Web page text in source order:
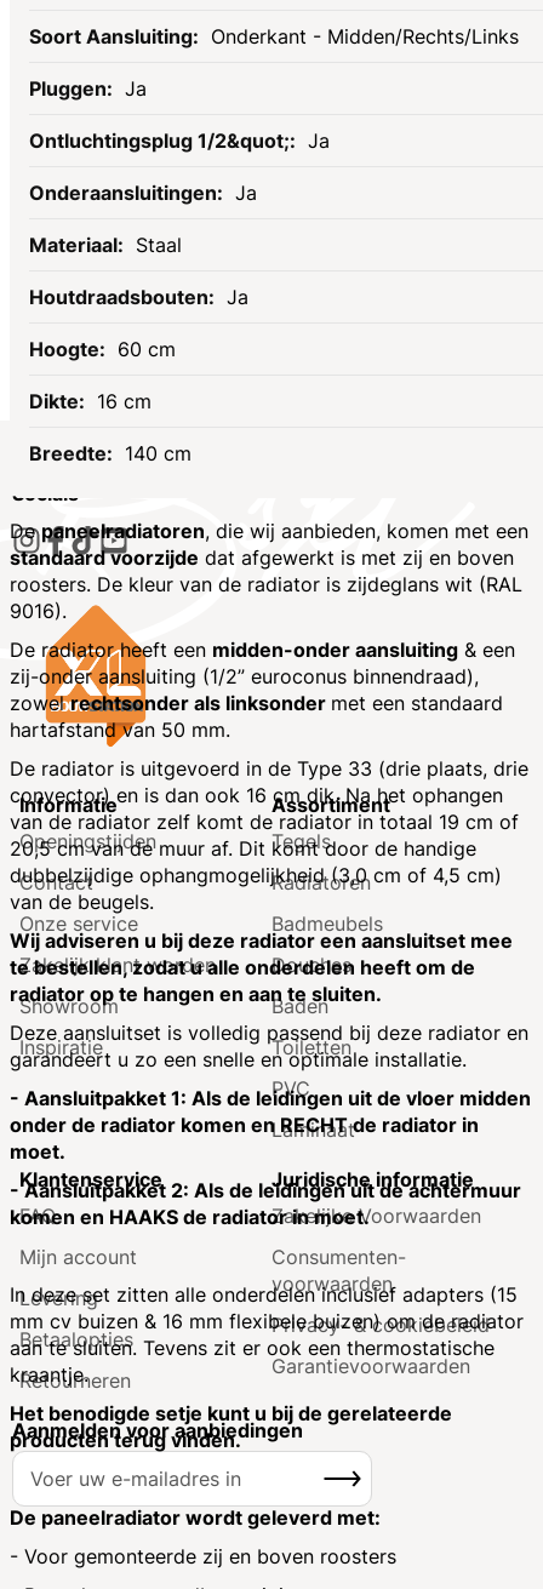
Onderkant - Midden/Rechts/Links
Ja
Ja
Ja
Staal
Ja
60 cm
16 cm
140 cm
Depaneelradiatoren, die wij aanbieden, komen met een
standaard voorzijde dat afgewerkt is met zij en boven
roosters. De kleur van de radiator is zijdeglans wit (RAL
9016).
De radiator heeft een midden-onder aansluiting & een
zij-onder aansluiting (1/2” euroconus binnendraad),
zowelrechtsonder als linksonder met een standaard
hartafstand van 50 mm.
De radiator is uitgevoerd in de Type 33 (drie plaats, drie
convector) en is dan ook 16 cm dik. Na het ophangen
van de radiator zelf komt de radiator in totaal 19 cm of
20,5 cm van de muur af. Dit komt door de handige
dubbelzijdige ophangmogelijkheid (3,0 cm of 4,5 cm)
van de beugels.
Wij adviseren u bij deze radiator een aansluitset mee
te bestellen, zodat u alle onderdelen heeft om de
radiator op te hangen en aan te sluiten.
Deze aansluitset is volledig passend bij deze radiator en
garandeert u zo een snelle en optimale installatie.
- Aansluitpakket 1: Als de leidingen uit de vloer midden
onder de radiator komen en RECHT de radiator in
moet.
- Aansluitpakket 2: Als de leidingen uit de achtermuur
komen en HAAKS de radiator in moet.
In deze set zitten alle onderdelen inclusief adapters (15
mm cv buizen & 16 mm flexibele buizen) om de radiator
aan te sluiten. Tevens zit er ook een thermostatische
kraantje.
Het benodigde setje kunt u bij de gerelateerde
producten terug vinden.
De paneelradiator wordt geleverd met:
- Voor gemonteerde zij en boven roosters
Socials
Informatie
Openingstijden
Contact
Onze service
Zakelijk klant worden
Showroom
Inspiratie
Assortiment
Tegels
Radiatoren
Badmeubels
Douches
Baden
Toiletten
PVC
Laminaat
Klantenservice
FAQ
Mijn account
Levering
Betaalopties
Retourneren
Juridische informatie
Zakelijke Voorwaarden
Consumenten­
voorwaarden
Privacy- & cookiebeleid
Garantie­voorwaarden
Aanmelden voor aanbiedingen
A
o
Inschrijven